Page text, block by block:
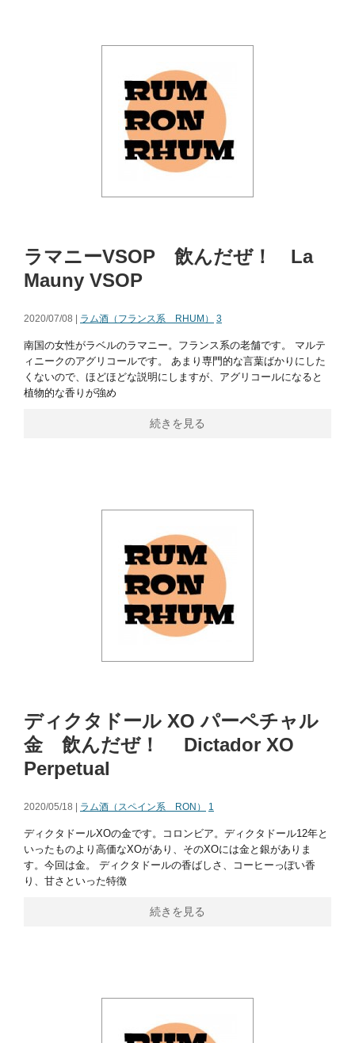
ラマニーVSOP 飲んだぜ！ La
Mauny VSOP
2020/07/08 | ラム酒（フランス系 RHUM） 3
南国の女性がラベルのラマニー。フランス系の老舗です。 マルテ
ィニークのアグリコールです。 あまり専門的な言葉ばかりにした
くないので、ほどほどな説明にしますが、アグリコールになると
植物的な香りが強め
続きを見る
ディクタドール XO パーペチャル
金 飲んだぜ！ Dictador XO
Perpetual
2020/05/18 | ラム酒（スペイン系 RON） 1
ディクタドールXOの金です。コロンビア。ディクタドール12年と
いったものより高価なXOがあり、そのXOには金と銀がありま
す。今回は金。 ディクタドールの香ばしさ、コーヒーっぽい香
り、甘さといった特徴
続きを見る